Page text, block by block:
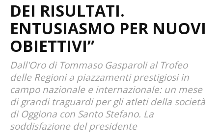
DEI RISULTATI.
ENTUSIASMO PER NUOVI
OBIETTIVI”
Dall'Oro di Tommaso Gasparoli al Trofeo
delle Regioni a piazzamenti prestigiosi in
campo nazionale e internazionale: un mese
di grandi traguardi per gli atleti della società
di Oggiona con Santo Stefano. La
soddisfazione del presidente